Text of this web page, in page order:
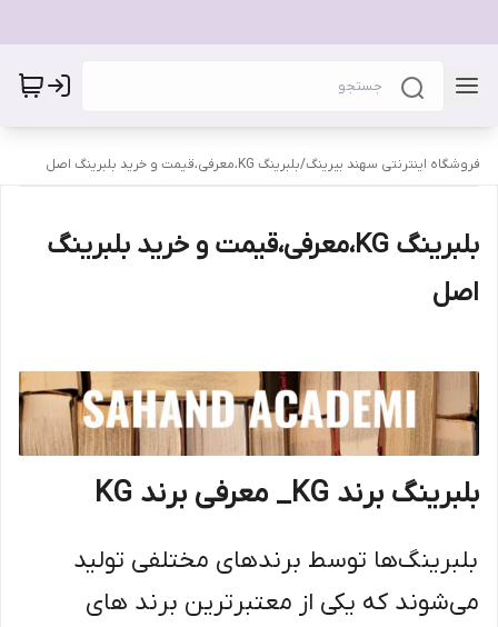
فروشگاه اینترنتی سهند بیرینگ/بلبرینگ KG،معرفی،قیمت و خرید بلبرینگ اصل
بلبرینگ KG،معرفی،قیمت و خرید بلبرینگ
اصل
بلبرینگ برند KG_ معرفی برند KG
بلبرینگ‌ها توسط برندهای مختلفی تولید
می‌شوند که یکی از معتبر‌ترین برند های